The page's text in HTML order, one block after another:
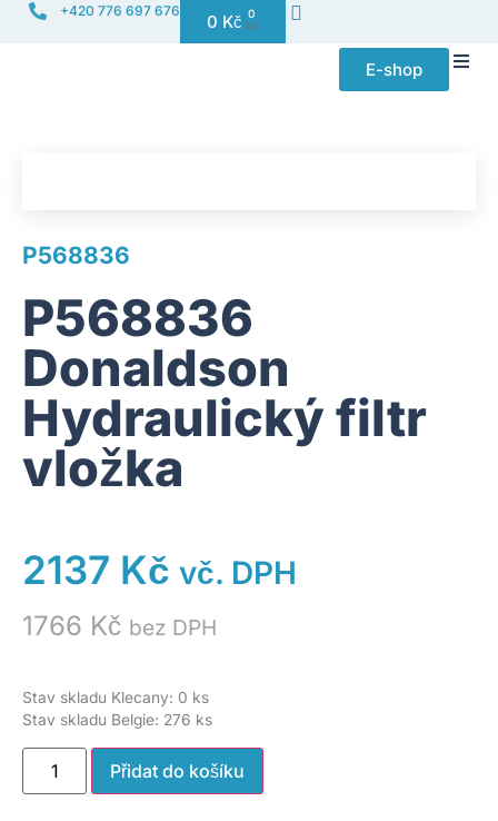
+420 776 697 676
0 Kč 0
E-shop
P568836
P568836
Donaldson
Hydraulický filtr
vložka
2137 Kč vč. DPH
1766 Kč bez DPH
Stav skladu Klecany: 0 ks
Stav skladu Belgie: 276 ks
Přidat do košíku